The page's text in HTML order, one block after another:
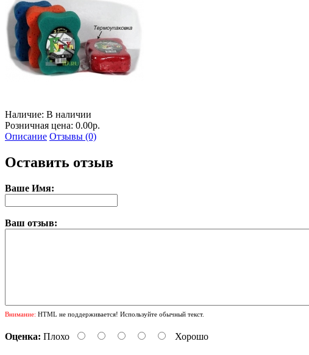
Наличие: В наличии
Розничная цена: 0.00р.
Описание Отзывы (0)
Оставить отзыв
Ваше Имя:
Ваш отзыв:
Внимание: HTML не поддерживается! Используйте обычный текст.
Оценка: Плохо Хорошо